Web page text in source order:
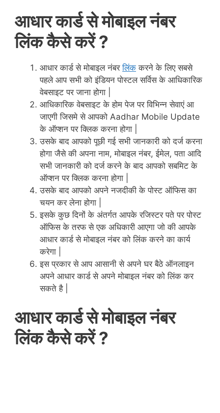
आधार कार्ड से मोबाइल नंबर
लिंक कैसे करें ?
आधार कार्ड से मोबाइल नंबरलिंक करने के लिए सबसे
पहले आप सभी को इंडियन पोस्टल सर्विस के आधिकारिक
वेबसाइट पर जाना होगा |
आधिकारिक वेबसाइट के होम पेज पर विभिन्न सेवाएं आ
जाएगी जिसमे से आपको Aadhar Mobile Update
के ऑप्शन पर क्लिक करना होगा |
उसके बाद आपको पूछी गई सभी जानकारी को दर्ज करना
होगा जैसे की अपना नाम, मोबाइल नंबर, ईमेल, पता आदि
सभी जानकारी को दर्ज करने के बाद आपको सबमिट के
ऑप्शन पर क्लिक करना होगा |
उसके बाद आपको अपने नजदीकी के पोस्ट ऑफिस का
चयन कर लेना होगा |
इसके कुछ दिनों के अंतर्गत आपके रजिस्टर पते पर पोस्ट
ऑफिस के तरफ से एक अधिकारी आएगा जो की आपके
आधार कार्ड से मोबाइल नंबर को लिंक करने का कार्य
करेगा |
इस प्रकार से आप आसानी से अपने घर बैठे ऑनलाइन
अपने आधार कार्ड से अपने मोबाइल नंबर को लिंक कर
सकते है |
आधार कार्ड से मोबाइल नंबर
लिंक कैसे करें ?